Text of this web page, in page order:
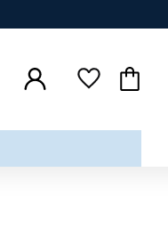
Favoriter